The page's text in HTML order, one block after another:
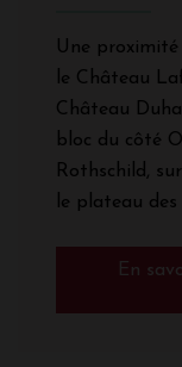
Une
le Château
Château
bloc du côté
Rothschild,
le plateau
En